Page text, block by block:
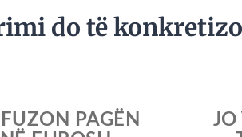
do të
PAGËN
JO